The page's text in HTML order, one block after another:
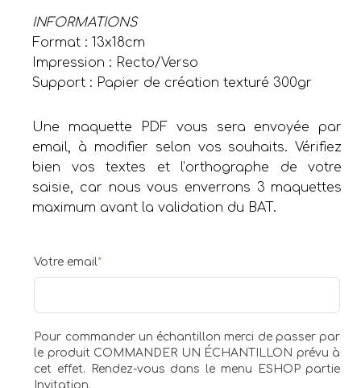
INFORMATIONS
Format : 13x18cm
Impression : Recto/Verso
Support : Papier de création texturé 300gr
Une maquette PDF vous sera envoyée par
email, à modifier selon vos souhaits. Vérifiez
bien vos textes et l’orthographe de votre
saisie, car nous vous enverrons 3 maquettes
maximum avant la validation du BAT.
Votre email*
Pour commander un échantillon merci de passer par
le produit COMMANDER UN ÉCHANTILLON prévu à
cet effet. Rendez-vous dans le menu ESHOP partie
Invitation.